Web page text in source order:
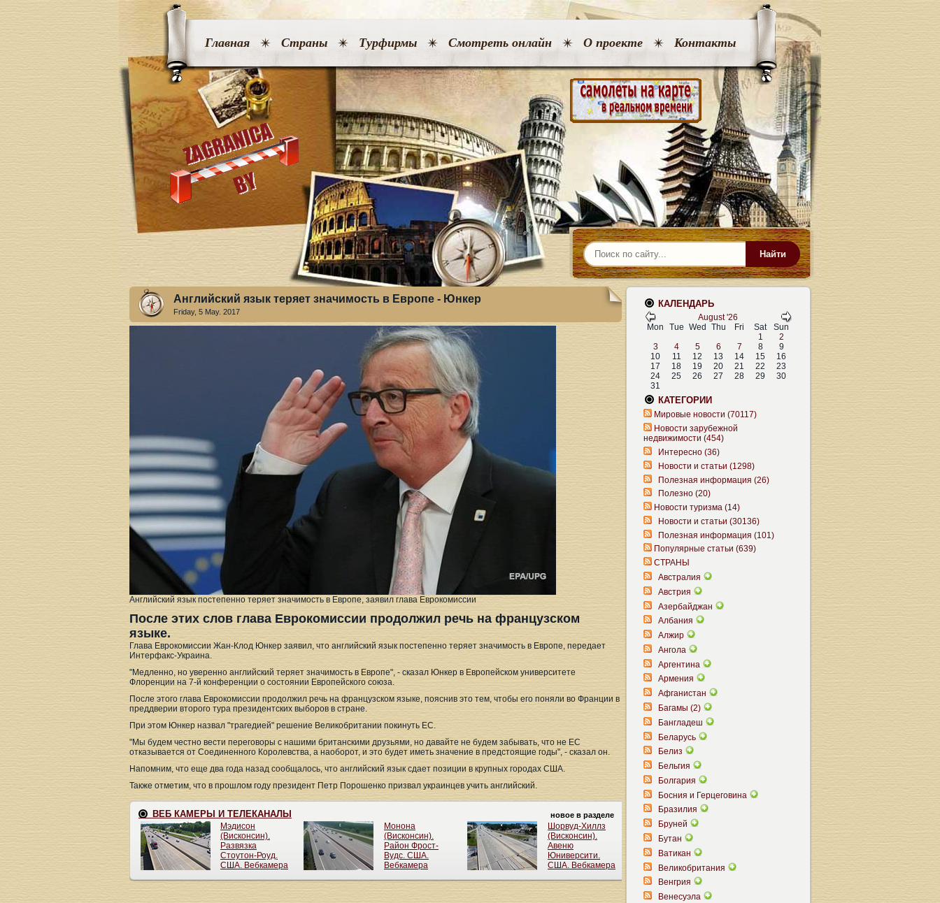
Главная Страны Турфирмы Смотреть онлайн О проекте Контакты
Найти
Английский язык теряет значимость в Европе - Юнкер
Friday, 5 May. 2017
Английский язык постепенно теряет значимость в Европе, заявил глава Еврокомиссии
После этих слов глава Еврокомиссии продолжил речь на французском
языке.
Глава Еврокомиссии Жан-Клод Юнкер заявил, что английский язык постепенно теряет значимость в Европе, передает
Интерфакс-Украина.
"Медленно, но уверенно английский теряет значимость в Европе", - сказал Юнкер в Европейском университете
Флоренции на 7-й конференции о состоянии Европейского союза.
После этого глава Еврокомиссии продолжил речь на французском языке, пояснив это тем, чтобы его поняли во Франции в
преддверии второго тура президентских выборов в стране.
При этом Юнкер назвал "трагедией" решение Великобритании покинуть ЕС.
"Мы будем честно вести переговоры с нашими британскими друзьями, но давайте не будем забывать, что не ЕС
отказывается от Соединенного Королевства, а наоборот, и это будет иметь значение в предстоящие годы", - сказал он.
Напомним, что еще два года назад сообщалось, что английский язык сдает позиции в крупных городах США.
Также отметим, что в прошлом году президент Петр Порошенко призвал украинцев учить английский.
КАЛЕНДАРЬ
August '26
Mon
Tue Wed Thu Fri Sat
Sun
1
2
3
4 5 6 7 8
9
10
11 12 13 14 15
16
17
18 19 20 21 22
23
24
25 26 27 28 29
30
31
КАТЕГОРИИ
Мировые новости (70117)
Новости зарубежной
недвижимости (454)
Интересно (36)
Новости и статьи (1298)
Полезная информация (26)
Полезно (20)
Новости туризма (14)
Новости и статьи (30136)
Полезная информация (101)
Популярные статьи (639)
СТРАНЫ
Австралия
Австрия
Азербайджан
Албания
Алжир
Ангола
Аргентина
Армения
Афганистан
Багамы (2)
Бангладеш
Беларусь
Белиз
Бельгия
Болгария
Босния и Герцеговина
Бразилия
Бруней
Бутан
Ватикан
Великобритания
Венгрия
Венесуэла